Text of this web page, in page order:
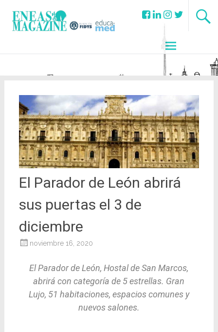
El Parador de León abrirá
sus puertas el 3 de
diciembre
noviembre 16, 2020
El Parador de León, Hostal de San Marcos,
abrirá con categoría de 5 estrellas. Gran
Lujo, 51 habitaciones, espacios comunes y
nuevos salones.